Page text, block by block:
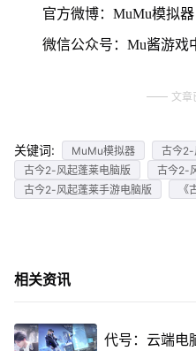
官方微博：MuMu模拟器
微信公众号：Mu酱游戏
文章
关键词: MuMu模拟器
古今2-
古今2-风起蓬莱电脑版
古今2-
古今2-风起蓬莱手游电脑版
《
相关资讯
代号：云端电